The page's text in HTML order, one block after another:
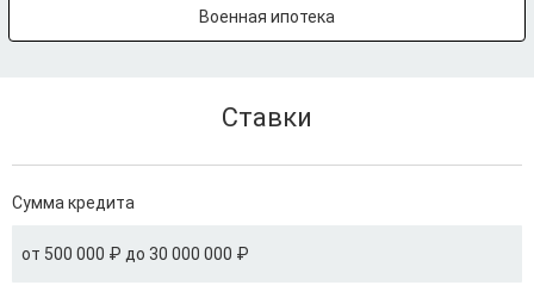
Военная ипотека
Ставки
Сумма кредита
от 500 000 ₽ до 30 000 000 ₽